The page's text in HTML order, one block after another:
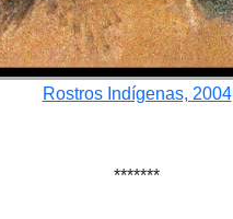
Rostros Indígenas, 2004
*******